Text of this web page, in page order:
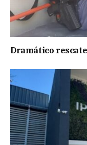
Dramático